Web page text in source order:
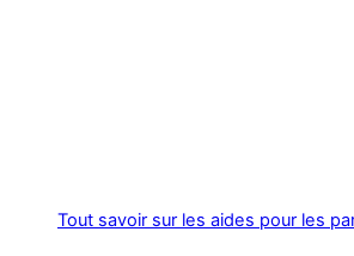
Tout savoir sur les aides pour les